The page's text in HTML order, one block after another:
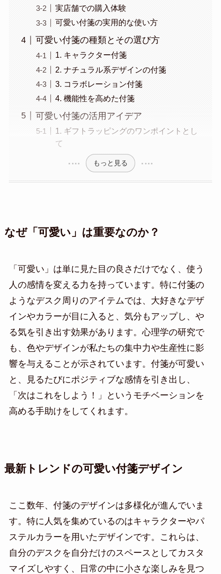
実店舗での購入体験
可愛い付箋の実用的な使い方
可愛い付箋の種類とその選び方
1. キャラクター付箋
2. ナチュラル系デザインの付箋
3. コラボレーション付箋
4. 機能性を高めた付箋
可愛い付箋の活用アイデア
1. ギフトラッピングのワンポイントとし
て
もっと見る
なぜ「可愛い」は重要なのか？
「可愛い」は単に見た目の良さだけでなく、使う
人の感情を変える力を持っています。特に付箋の
ようなデスク周りのアイテムでは、大好きなデザ
インやカラーが目に入ると、気分もアップし、や
る気を引き出す効果があります。心理学の研究で
も、色やデザインが私たちの集中力や生産性に影
響を与えることが示されています。付箋が可愛い
と、見るたびにポジティブな感情を引き出し、
「次はこれをしよう！」というモチベーションを
高める手助けをしてくれます。
最新トレンドの可愛い付箋デザイン
ここ数年、付箋のデザインは多様化が進んでいま
す。特に人気を集めているのはキャラクターやパ
ステルカラーを用いたデザインです。これらは、
自分のデスクを自分だけのスペースとしてカスタ
マイズしやすく、日常の中に小さな楽しみを見つ